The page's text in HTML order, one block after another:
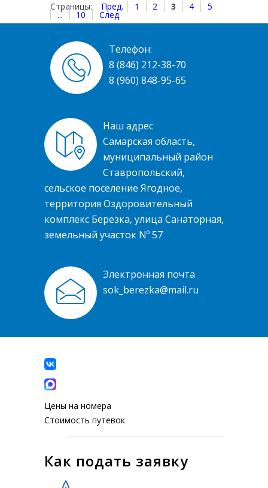
Страницы: Пред. 1 2 3 4 5
... 10 След.
Телефон:
8 (846) 212-38-70
8 (960) 848-95-65
Наш адрес
Самарская область,
муниципальный район
Ставропольский,
сельское поселение Ягодное,
территория Оздоровительный
комплекс Березка, улица Санаторная,
земельный участок Nº 57
Электронная почта
sok_berezka@mail.ru
Цены на номера
Стоимость путевок
Как подать заявку